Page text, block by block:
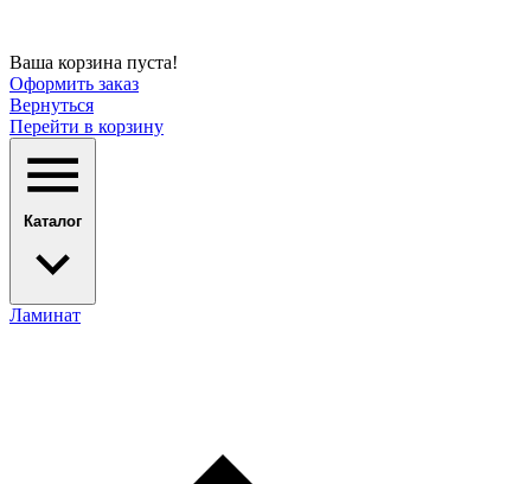
Ваша корзина пуста!
Оформить заказ
Вернуться
Перейти в корзину
Каталог
Ламинат